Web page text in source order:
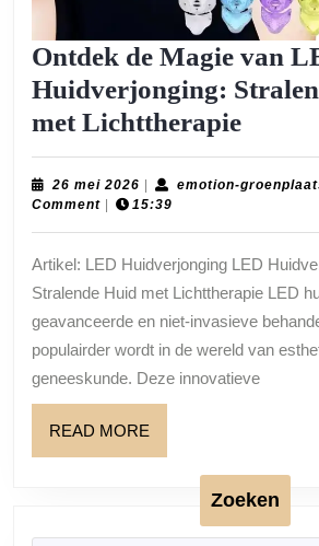
Ontdek de Magie van
Huidverjonging:
met LichttherapieOntdek
de
Magie
LED
Huid
met
26 mei 2026 26
mei
emotion-
Comment
15:39
Artikel: LED Huidverjonging LED
Stralende Huid met Lichttherapie LED
geavanceerde en niet-invasieve
populairder wordt in de wereld van
geneeskunde. Deze innovatieve
READ MORE
MORE
Zoeken